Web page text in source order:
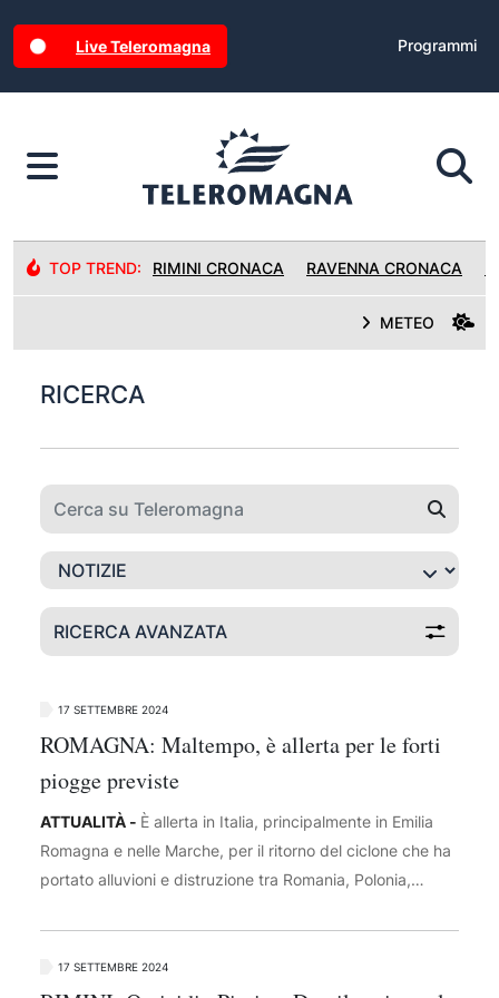
Live Teleromagna Programmi
TOP TREND: RIMINI CRONACA RAVENNA CRONACA
METEO
RICERCA
RICERCA AVANZATA
17 SETTEMBRE 2024
ROMAGNA: Maltempo, è allerta per le forti
piogge previste
ATTUALITÀ - È allerta in Italia, principalmente in Emilia
Romagna e nelle Marche, per il ritorno del ciclone che ha
portato alluvioni e distruzione tra Romania, Polonia,
nostro Paese lo scorso giovedì, con un crollo delle
temperature anche di 15 gradi, e aver colpito le regioni
17 SETTEMBRE 2024